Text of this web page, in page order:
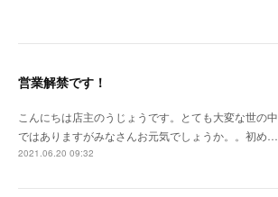
営業解禁です！
こんにちは店主のうじょうです。とても大変な世の中
ではありますがみなさんお元気でしょうか。。初め…
2021.06.20 09:32